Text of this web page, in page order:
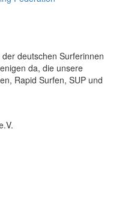
deutschen Surferinnen
da, die unsere
Rapid Surfen, SUP und